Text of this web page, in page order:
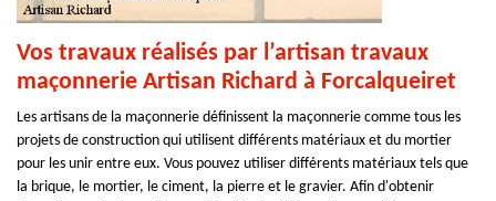
Vos travaux réalisés par l’artisan travaux
maçonnerie Artisan Richard à Forcalqueiret
Les artisans de la maçonnerie définissent la maçonnerie comme tous les
projets de construction qui utilisent différents matériaux et du mortier
pour les unir entre eux. Vous pouvez utiliser différents matériaux tels que
la brique, le mortier, le ciment, la pierre et le gravier. Afin d'obtenir